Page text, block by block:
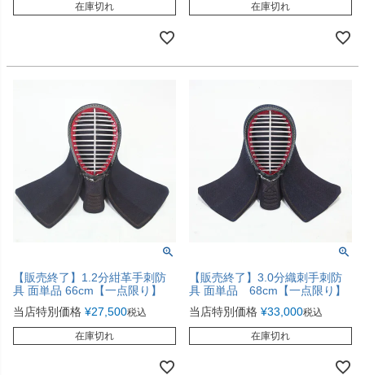
在庫切れ 在庫切れ
【販売終了】1.2分紺革手刺防
具 面単品 66cm【一点限り】
当店特別価格 ¥27,500税込
在庫切れ
【販売終了】3.0分織刺手刺防
具 面単品 68cm【一点限り】
当店特別価格 ¥33,000税込
在庫切れ